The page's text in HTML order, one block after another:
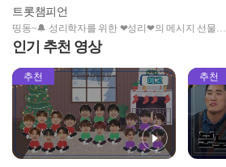
트롯챔피언
띵동~🔔 성리학자를 위한 ❤성리❤의 메시지 선물이
도착했습니다🎁 ‘2024 트롯챔피언 상반기 결산’
TOP10 수상소감 (Full Ver.) l 트롯챔피언 l 44회
인기 추천 영상
추천 추천